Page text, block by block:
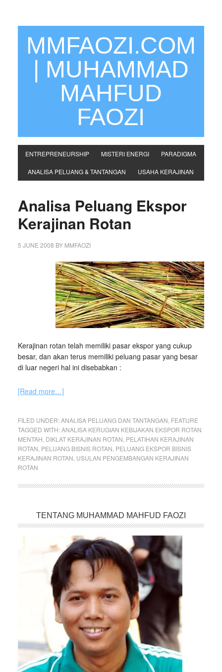
MMFAOZI.COM
| MUHAMMAD
MAHFUD
FAOZI
ENTREPRENEURSHIP MISTERI ENERGI PARADIGMA
ANALISA PELUANG & TANTANGAN USAHA KERAJINAN
Analisa Peluang Ekspor
Kerajinan Rotan
5 JUNE 2008 BY MMFAOZI
Kerajinan rotan telah memiliki pasar ekspor yang cukup
besar, dan akan terus memiliki peluang pasar yang besar
di luar negeri hal ini disebabkan :
[Read more…]
FILED UNDER:ANALISA PELUANG DAN TANTANGAN FEATURE
TAGGED WITH:ANALISA KERUGIAN KEBIJAKAN EKSPOR ROTAN
MENTAH DIKLAT KERAJINAN ROTAN PELATIHAN KERAJINAN
ROTAN PELUANG BISNIS ROTAN PELUANG EKSPOR BISNIS
KERAJINAN ROTAN USULAN PENGEMBANGAN KERAJINAN
ROTAN
TENTANG MUHAMMAD MAHFUD FAOZI